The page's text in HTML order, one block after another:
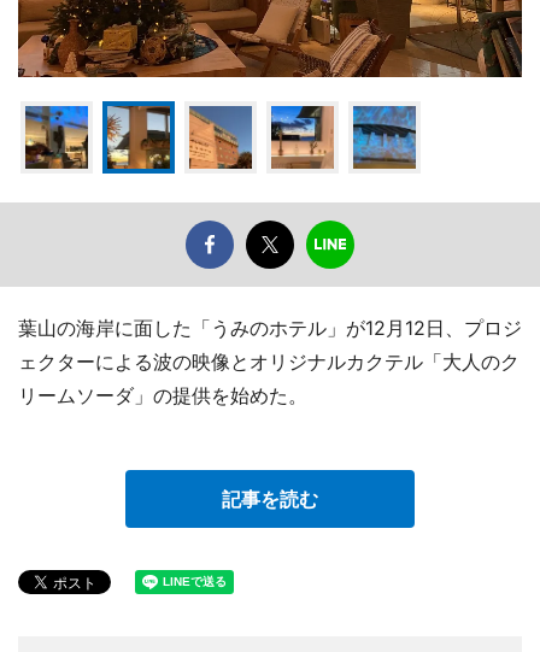
葉山の海岸に面した「うみのホテル」が12月12日、プロジ
ェクターによる波の映像とオリジナルカクテル「大人のク
リームソーダ」の提供を始めた。
記事を読む